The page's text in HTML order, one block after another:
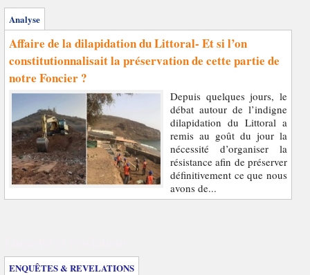
Analyse
Affaire de la dilapidation du Littoral- Et si l’on
constitutionnalisait la préservation de cette partie de
notre Foncier ?
Depuis quelques jours, le
débat autour de l’indigne
dilapidation du Littoral a
remis au goût du jour la
nécessité d’organiser la
résistance afin de préserver
définitivement ce que nous
avons de...
ENQUÊTES & REVELATIONS